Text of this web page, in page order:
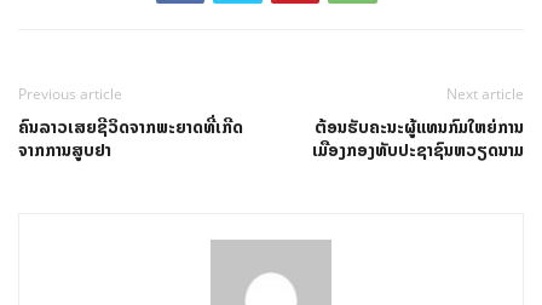
Previous article
ຄົນລາວເສຍຊີວິດຈາກພະຍາດທີ່ເກີດ
ຈາກການສູບຢາ
Next article
ຕ້ອນຮັບຄະນະຜູ້ແທນກົມໃຫຍ່ການ
ເມືອງກອງທັບປະຊາຊົນຫວຽດນາມ